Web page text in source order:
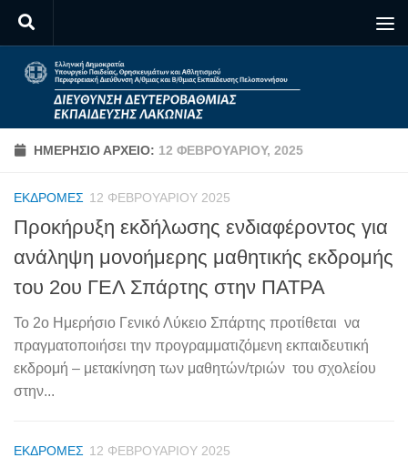
Skip to content
ΗΜΕΡΉΣΙΟ ΑΡΧΕΊΟ: 12 ΦΕΒΡΟΥΑΡΊΟΥ, 2025
ΕΚΔΡΟΜΈΣ 12 ΦΕΒΡΟΥΑΡΊΟΥ 2025
Προκήρυξη εκδήλωσης ενδιαφέροντος για
ανάληψη μονοήμερης μαθητικής εκδρομής
του 2ου ΓΕΛ Σπάρτης στην ΠΑΤΡΑ
Το 2ο Ημερήσιο Γενικό Λύκειο Σπάρτης προτίθεται να
πραγματοποιήσει την προγραμματιζόμενη εκπαιδευτική
εκδρομή – μετακίνηση των μαθητών/τριών του σχολείου
στην...
ΕΚΔΡΟΜΈΣ 12 ΦΕΒΡΟΥΑΡΊΟΥ 2025